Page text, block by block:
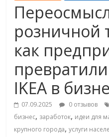
розничной
как
IKEA в
07.09.2025 0 отзывов
бизнес, заработок, идеи для
крупного города,услуги